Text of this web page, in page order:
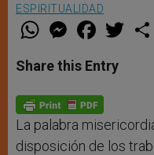
ESPIRITUALIDAD
W
t
s
p
p
M
e
s
e
g
e
r
F
a
e
b
o
k
w
Share this Entry
La palabra
disposición de los